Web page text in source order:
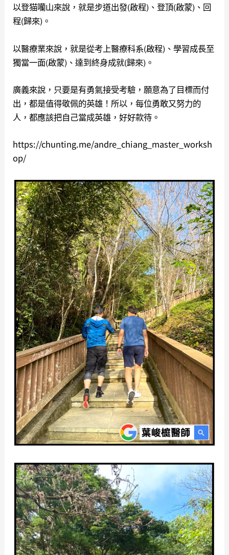
以登猫囒山來說，就是步道出發(啟程)、登頂(啟蒙)、回
程(歸來)。
以醫療業來說，就是從考上醫療科系(啟程)、學習成長至
獨當一面(啟蒙)、達到終身成就(歸來)。
廣義來說，只要是有勇氣接受考驗，願意為了目標而付
出，都是值得敬佩的英雄！ 所以，每位勇敢又努力的
人，都應該把自己當成英雄，好好款待。
https://chunting.me/andre_chiang_master_worksh
op/